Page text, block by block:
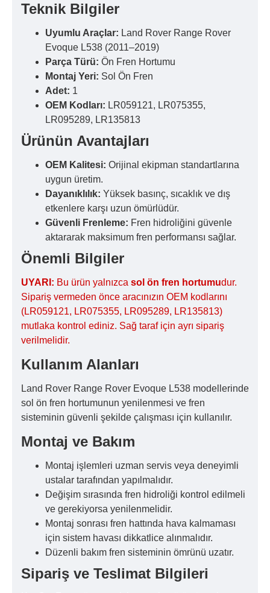
Teknik Bilgiler
Uyumlu Araçlar: Land Rover Range Rover
Evoque L538 (2011–2019)
Parça Türü: Ön Fren Hortumu
Montaj Yeri: Sol Ön Fren
Adet: 1
OEM Kodları: LR059121, LR075355,
LR095289, LR135813
Ürünün Avantajları
OEM Kalitesi: Orijinal ekipman standartlarına
uygun üretim.
Dayanıklılık: Yüksek basınç, sıcaklık ve dış
etkenlere karşı uzun ömürlüdür.
Güvenli Frenleme: Fren hidroliğini güvenle
aktararak maksimum fren performansı sağlar.
Önemli Bilgiler
UYARI: Bu ürün yalnızca sol ön fren hortumudur.
Sipariş vermeden önce aracınızın OEM kodlarını
(LR059121, LR075355, LR095289, LR135813)
mutlaka kontrol ediniz. Sağ taraf için ayrı sipariş
verilmelidir.
Kullanım Alanları
Land Rover Range Rover Evoque L538 modellerinde
sol ön fren hortumunun yenilenmesi ve fren
sisteminin güvenli şekilde çalışması için kullanılır.
Montaj ve Bakım
Montaj işlemleri uzman servis veya deneyimli
ustalar tarafından yapılmalıdır.
Değişim sırasında fren hidroliği kontrol edilmeli
ve gerekiyorsa yenilenmelidir.
Montaj sonrası fren hattında hava kalmaması
için sistem havası dikkatlice alınmalıdır.
Düzenli bakım fren sisteminin ömrünü uzatır.
Sipariş ve Teslimat Bilgileri